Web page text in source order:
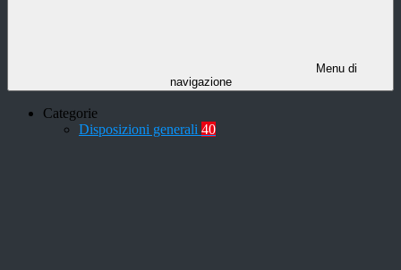
Menu di
navigazione
Categorie
Disposizioni generali 40